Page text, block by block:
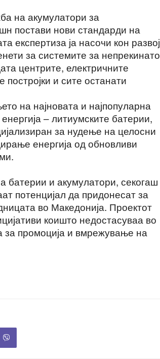
на акумулатори за
постави нови стандарди на
експертиза ја насочи кон развој
за системите за непрекинато
центрите, електричните
и сите останати
на најновата и најпопуларна
– литиумските батерии,
за нудење на целосни
енергија од обновливи
батерии и акумулатори, секогаш
потенцијал да придонесат за
во Македонија. Проектот
коишто недостасуваа во
за промоција и вмрежување на